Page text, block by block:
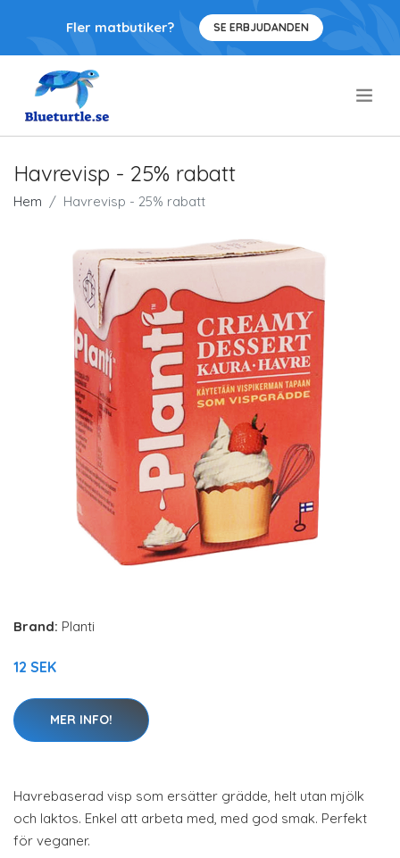
Fler matbutiker? SE ERBJUDANDEN
Havrevisp - 25% rabatt
Hem Havrevisp - 25% rabatt
Brand: Planti
12 SEK
MER INFO!
Havrebaserad visp som ersätter grädde, helt utan mjölk
och laktos. Enkel att arbeta med, med god smak. Perfekt
för veganer.